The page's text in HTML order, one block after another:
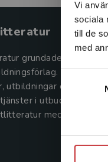
Vi
sociala
till de
med
grundades 1963 och
Med
utbildningar och digitala
i utbudet,
med längs hela